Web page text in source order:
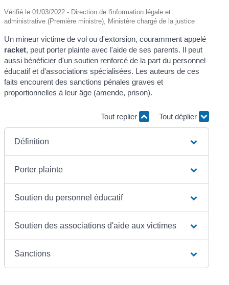
Vérifié le 01/03/2022 - Direction de l'information légale et
administrative (Première ministre), Ministère chargé de la justice
Un mineur victime de vol ou d'extorsion, couramment appelé
racket, peut porter plainte avec l'aide de ses parents. Il peut
aussi bénéficier d'un soutien renforcé de la part du personnel
éducatif et d'associations spécialisées. Les auteurs de ces
faits encourent des sanctions pénales graves et
proportionnelles à leur âge (amende, prison).
Tout replier Tout déplier
Définition
Porter plainte
Soutien du personnel éducatif
Soutien des associations d'aide aux victimes
Sanctions